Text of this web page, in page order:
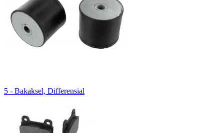
5 - Bakaksel, Differensial